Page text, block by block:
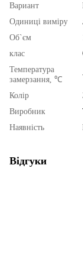
Вариант
Одиниці виміру
Об`єм
клас
Температура
замерзання, ℃
Колір
Виробник
Наявність
Відгуки